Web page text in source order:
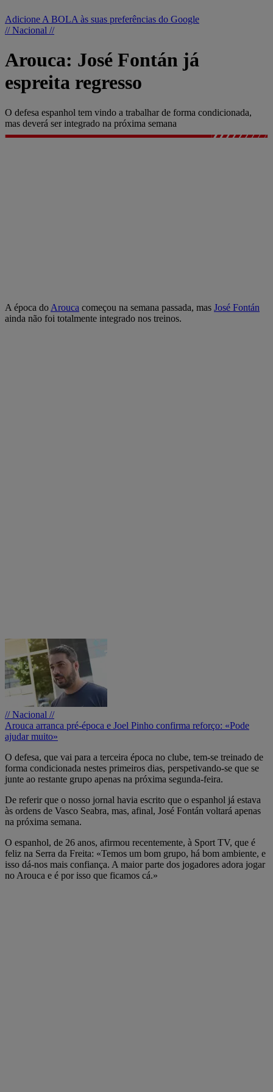
Adicione A BOLA às suas preferências do Google
// Nacional //
Arouca: José Fontán já
espreita regresso
O defesa espanhol tem vindo a trabalhar de forma condicionada,
mas deverá ser integrado na próxima semana
A época do Arouca começou na semana passada, mas José Fontán
ainda não foi totalmente integrado nos treinos.
// Nacional //
Arouca arranca pré-época e Joel Pinho confirma reforço: «Pode
ajudar muito»
O defesa, que vai para a terceira época no clube, tem-se treinado de
forma condicionada nestes primeiros dias, perspetivando-se que se
junte ao restante grupo apenas na próxima segunda-feira.
De referir que o nosso jornal havia escrito que o espanhol já estava
às ordens de Vasco Seabra, mas, afinal, José Fontán voltará apenas
na próxima semana.
O espanhol, de 26 anos, afirmou recentemente, à Sport TV, que é
feliz na Serra da Freita: «Temos um bom grupo, há bom ambiente, e
isso dá-nos mais confiança. A maior parte dos jogadores adora jogar
no Arouca e é por isso que ficamos cá.»